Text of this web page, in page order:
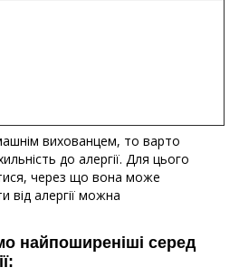
вихованцем, то варто
до алергії. Для цього
через що вона може
від алергії можна
найпоширеніші серед